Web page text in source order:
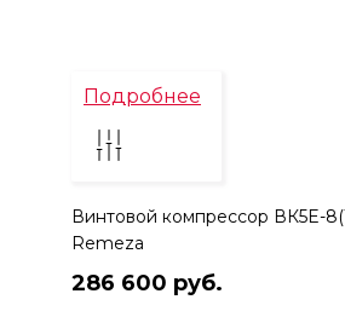
Подробнее
Винтовой компрессор ВК5E-
Remeza
286 600 руб.